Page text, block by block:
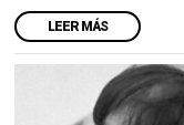
LEER MÁS